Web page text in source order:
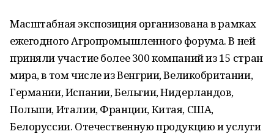
Масштабная экспозиция организована в рамках
ежегодного Агропромышленного форума. В ней
приняли участие более 300 компаний из 15 стран
мира, в том числе из Венгрии, Великобритании,
Германии, Испании, Бельгии, Нидерландов,
Польши, Италии, Франции, Китая, США,
Белоруссии. Отечественную продукцию и услуги